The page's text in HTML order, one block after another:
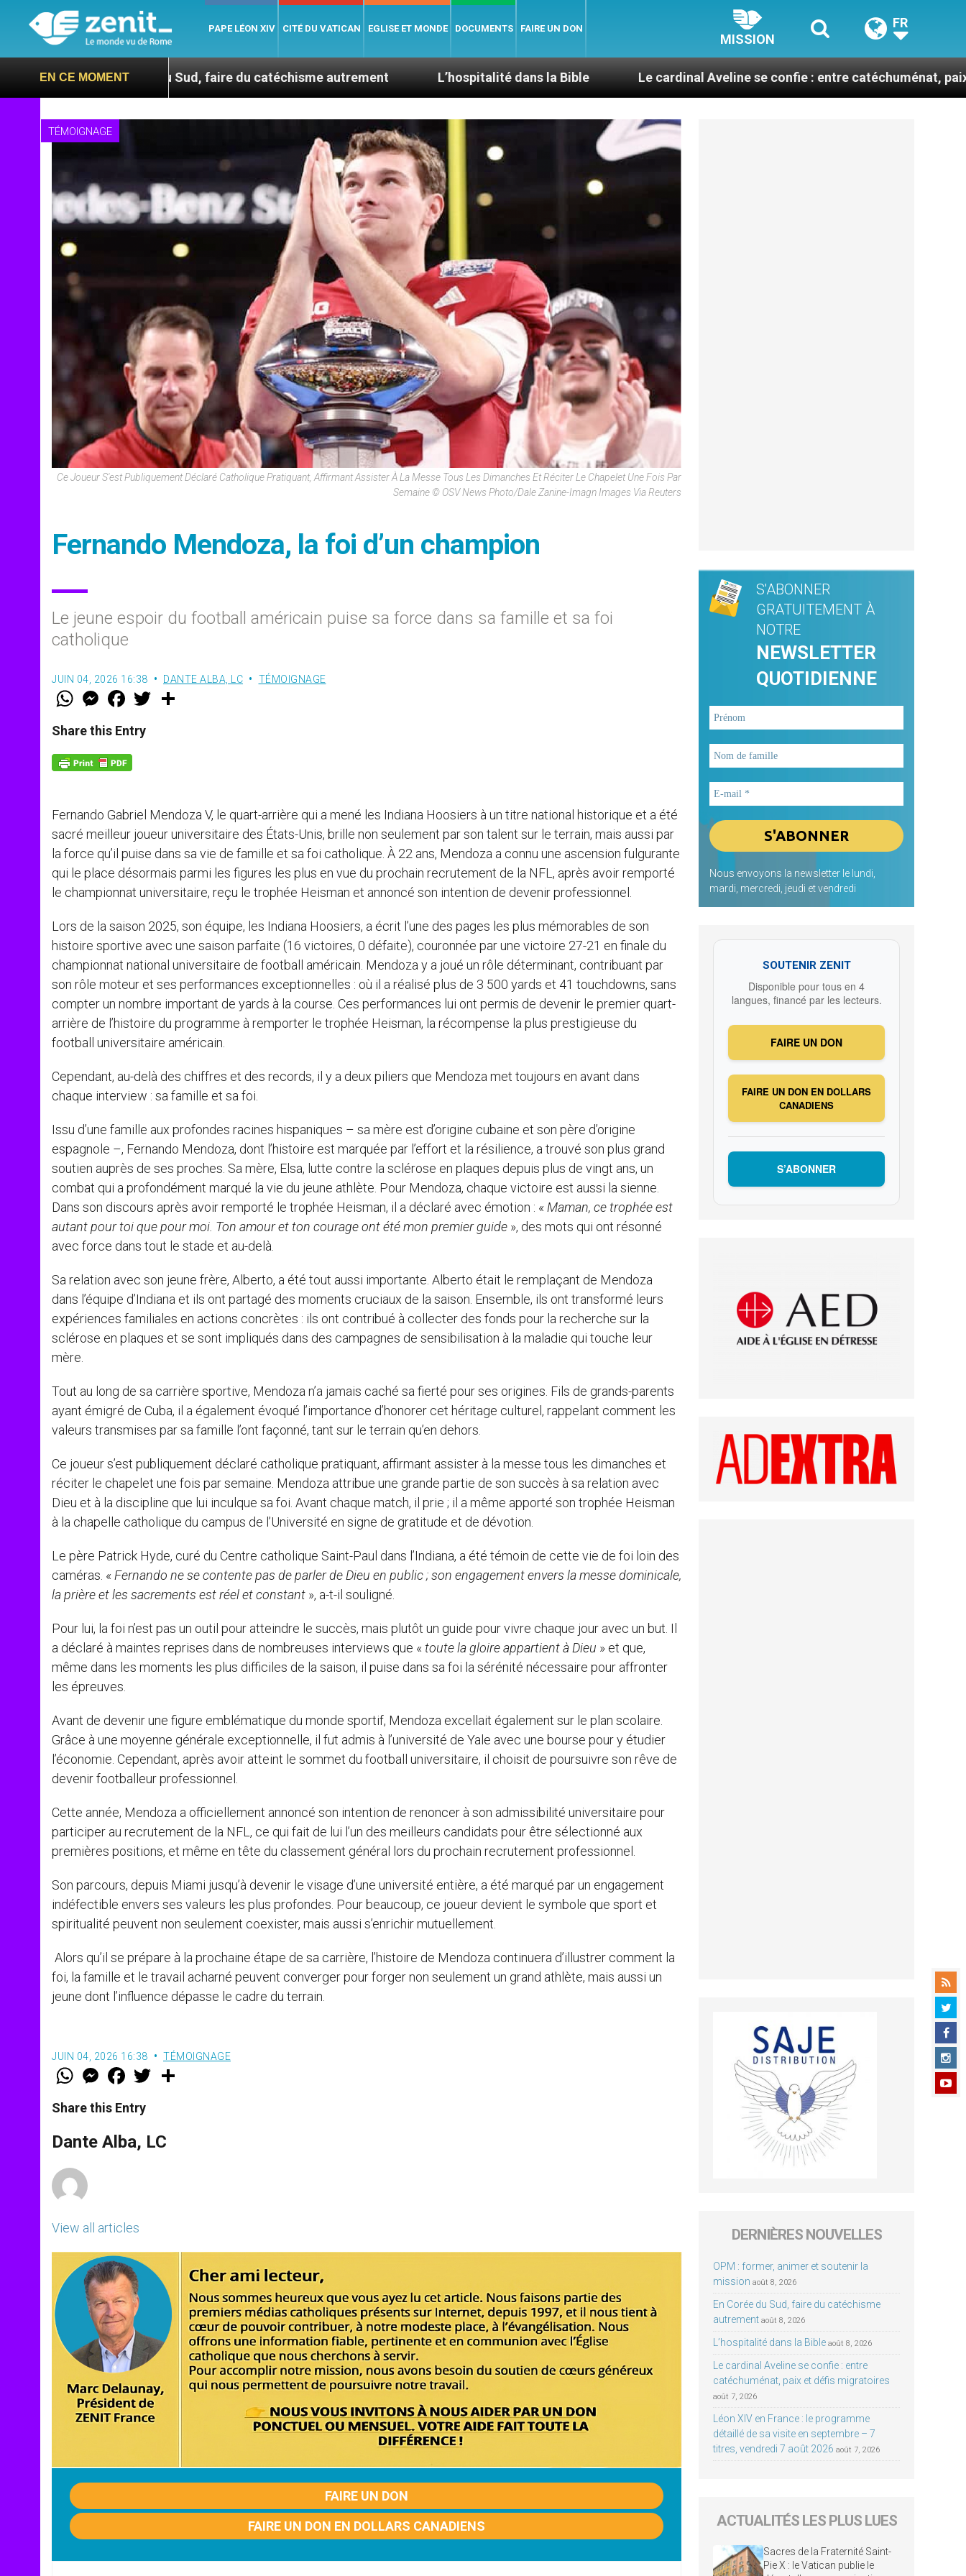
PAPE LÉON XIV CITÉ DU VATICAN EGLISE ET MONDE DOCUMENTS FAIRE UN DON
MISSION
FR
EN CE MOMENT
En Corée du Sud, faire du catéchisme autrement L’hospitalité dans la Bible Le cardinal Aveline se confie : entre catéchuménat, paix et défis
TÉMOIGNAGE
Ce Joueur S'est Publiquement Déclaré Catholique Pratiquant, Affirmant Assister À La Messe Tous Les Dimanches Et Réciter Le Chapelet Une Fois Par
Semaine © OSV News Photo/Dale Zanine-Imagn Images Via Reuters
Fernando Mendoza, la foi d’un champion
Le jeune espoir du football américain puise sa force dans sa famille et sa foi
catholique
JUIN 04, 2026 16:38 DANTE ALBA, LC TÉMOIGNAGE
W
t
s
p
p
M
e
s
e
g
e
F
a
e
b
o
k
w
Share this Entry
Fernando Gabriel Mendoza V, le quart-arrière qui a mené les Indiana Hoosiers à un titre national historique et a été
sacré meilleur joueur universitaire des États-Unis, brille non seulement par son talent sur le terrain, mais aussi par
la force qu’il puise dans sa vie de famille et sa foi catholique. À 22 ans, Mendoza a connu une ascension fulgurante
qui le place désormais parmi les figures les plus en vue du prochain recrutement de la NFL, après avoir remporté
le championnat universitaire, reçu le trophée Heisman et annoncé son intention de devenir professionnel.
Lors de la saison 2025, son équipe, les Indiana Hoosiers, a écrit l’une des pages les plus mémorables de son
histoire sportive avec une saison parfaite (16 victoires, 0 défaite), couronnée par une victoire 27-21 en finale du
championnat national universitaire de football américain. Mendoza y a joué un rôle déterminant, contribuant par
son rôle moteur et ses performances exceptionnelles : où il a réalisé plus de 3 500 yards et 41 touchdowns, sans
compter un nombre important de yards à la course. Ces performances lui ont permis de devenir le premier quart-
arrière de l’histoire du programme à remporter le trophée Heisman, la récompense la plus prestigieuse du
football universitaire américain.
Cependant, au-delà des chiffres et des records, il y a deux piliers que Mendoza met toujours en avant dans
chaque interview : sa famille et sa foi.
Issu d’une famille aux profondes racines hispaniques – sa mère est d’origine cubaine et son père d’origine
espagnole –, Fernando Mendoza, dont l’histoire est marquée par l’effort et la résilience, a trouvé son plus grand
soutien auprès de ses proches. Sa mère, Elsa, lutte contre la sclérose en plaques depuis plus de vingt ans, un
combat qui a profondément marqué la vie du jeune athlète. Pour Mendoza, chaque victoire est aussi la sienne.
Dans son discours après avoir remporté le trophée Heisman, il a déclaré avec émotion : « Maman, ce trophée est
autant pour toi que pour moi. Ton amour et ton courage ont été mon premier guide », des mots qui ont résonné
avec force dans tout le stade et au-delà.
Sa relation avec son jeune frère, Alberto, a été tout aussi importante. Alberto était le remplaçant de Mendoza
dans l’équipe d’Indiana et ils ont partagé des moments cruciaux de la saison. Ensemble, ils ont transformé leurs
expériences familiales en actions concrètes : ils ont contribué à collecter des fonds pour la recherche sur la
sclérose en plaques et se sont impliqués dans des campagnes de sensibilisation à la maladie qui touche leur
mère.
Tout au long de sa carrière sportive, Mendoza n’a jamais caché sa fierté pour ses origines. Fils de grands-parents
ayant émigré de Cuba, il a également évoqué l’importance d’honorer cet héritage culturel, rappelant comment les
valeurs transmises par sa famille l’ont façonné, tant sur le terrain qu’en dehors.
Ce joueur s’est publiquement déclaré catholique pratiquant, affirmant assister à la messe tous les dimanches et
réciter le chapelet une fois par semaine. Mendoza attribue une grande partie de son succès à sa relation avec
Dieu et à la discipline que lui inculque sa foi. Avant chaque match, il prie ; il a même apporté son trophée Heisman
à la chapelle catholique du campus de l’Université en signe de gratitude et de dévotion.
Le père Patrick Hyde, curé du Centre catholique Saint-Paul dans l’Indiana, a été témoin de cette vie de foi loin des
caméras. « Fernando ne se contente pas de parler de Dieu en public ; son engagement envers la messe dominicale,
la prière et les sacrements est réel et constant », a-t-il souligné.
Pour lui, la foi n’est pas un outil pour atteindre le succès, mais plutôt un guide pour vivre chaque jour avec un but. Il
a déclaré à maintes reprises dans de nombreuses interviews que « toute la gloire appartient à Dieu » et que,
même dans les moments les plus difficiles de la saison, il puise dans sa foi la sérénité nécessaire pour affronter
les épreuves.
Avant de devenir une figure emblématique du monde sportif, Mendoza excellait également sur le plan scolaire.
Grâce à une moyenne générale exceptionnelle, il fut admis à l’université de Yale avec une bourse pour y étudier
l’économie. Cependant, après avoir atteint le sommet du football universitaire, il choisit de poursuivre son rêve de
devenir footballeur professionnel.
Cette année, Mendoza a officiellement annoncé son intention de renoncer à son admissibilité universitaire pour
participer au recrutement de la NFL, ce qui fait de lui l’un des meilleurs candidats pour être sélectionné aux
premières positions, et même en tête du classement général lors du prochain recrutement professionnel.
Son parcours, depuis Miami jusqu’à devenir le visage d’une université entière, a été marqué par un engagement
indéfectible envers ses valeurs les plus profondes. Pour beaucoup, ce joueur devient le symbole que sport et
spiritualité peuvent non seulement coexister, mais aussi s’enrichir mutuellement.
Alors qu’il se prépare à la prochaine étape de sa carrière, l’histoire de Mendoza continuera d’illustrer comment la
foi, la famille et le travail acharné peuvent converger pour forger non seulement un grand athlète, mais aussi un
jeune dont l’influence dépasse le cadre du terrain.
JUIN 04, 2026 16:38 TÉMOIGNAGE
W
t
s
p
p
M
e
s
e
g
e
F
a
e
b
o
k
w
r
Share this Entry
Dante Alba, LC
View all articles
FAIRE UN DON
FAIRE UN DON EN DOLLARS CANADIENS
S'ABONNER
GRATUITEMENT À
NOTRE
NEWSLETTER
QUOTIDIENNE
Nous envoyons la newsletter le lundi,
mardi, mercredi, jeudi et vendredi
SOUTENIR ZENIT
Disponible pour tous en 4
langues, financé par les lecteurs.
FAIRE UN DON
FAIRE UN DON EN DOLLARS
CANADIENS
S’ABONNER
DERNIÈRES NOUVELLES
OPM : former, animer et soutenir la
mission août 8, 2026
En Corée du Sud, faire du catéchisme
autrement août 8, 2026
L’hospitalité dans la Bible août 8, 2026
Le cardinal Aveline se confie : entre
catéchuménat, paix et défis migratoires
août 7, 2026
Léon XIV en France : le programme
détaillé de sa visite en septembre – 7
titres, vendredi 7 août 2026 août 7, 2026
ACTUALITÉS LES PLUS LUES
Sacres de la Fraternité Saint-
Pie X : le Vatican publie le